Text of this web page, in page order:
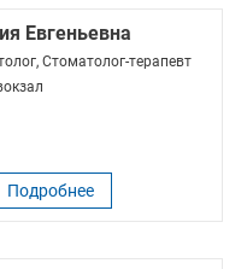
Евгеньевна
Стоматолог-терапевт
Подробнее